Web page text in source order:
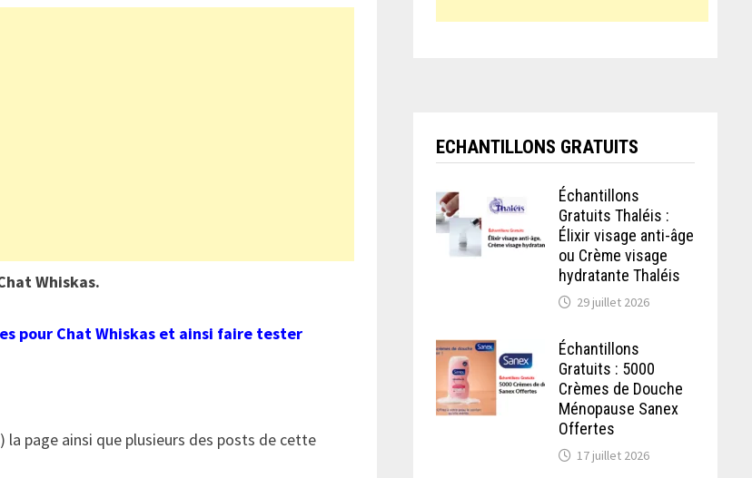
Whiskas.
pour Chat Whiskas et ainsi faire tester
la page ainsi que plusieurs des posts de cette
ECHANTILLONS GRATUITS
Échantillons
Gratuits Thaléis :
Élixir visage anti-âge
ou Crème visage
hydratante Thaléis
29 juillet 2026
Échantillons
Gratuits : 5000
Crèmes de Douche
Ménopause Sanex
Offertes
17 juillet 2026